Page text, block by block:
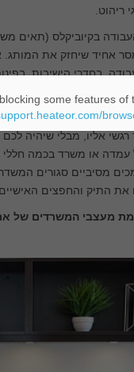
ריהוט.
בקיוביקלס (תאים
אחיד שיחזק את
בחדרי הישיבות,
פרודוקטיבית, אך
שום קשר רגשי אליו, מבלי
עמדה או משרד בכמה חללי
מסיביים סגורים
את התיק והחפצים
מעצבי המשרדים של
some features